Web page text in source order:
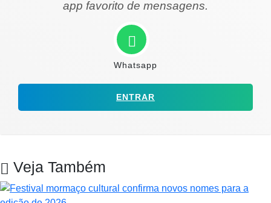
app favorito de mensagens.
Whatsapp
ENTRAR
Veja Também